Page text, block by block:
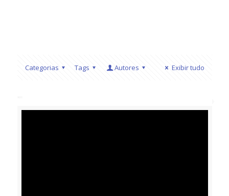
Categorias Tags Autores Exibir tudo